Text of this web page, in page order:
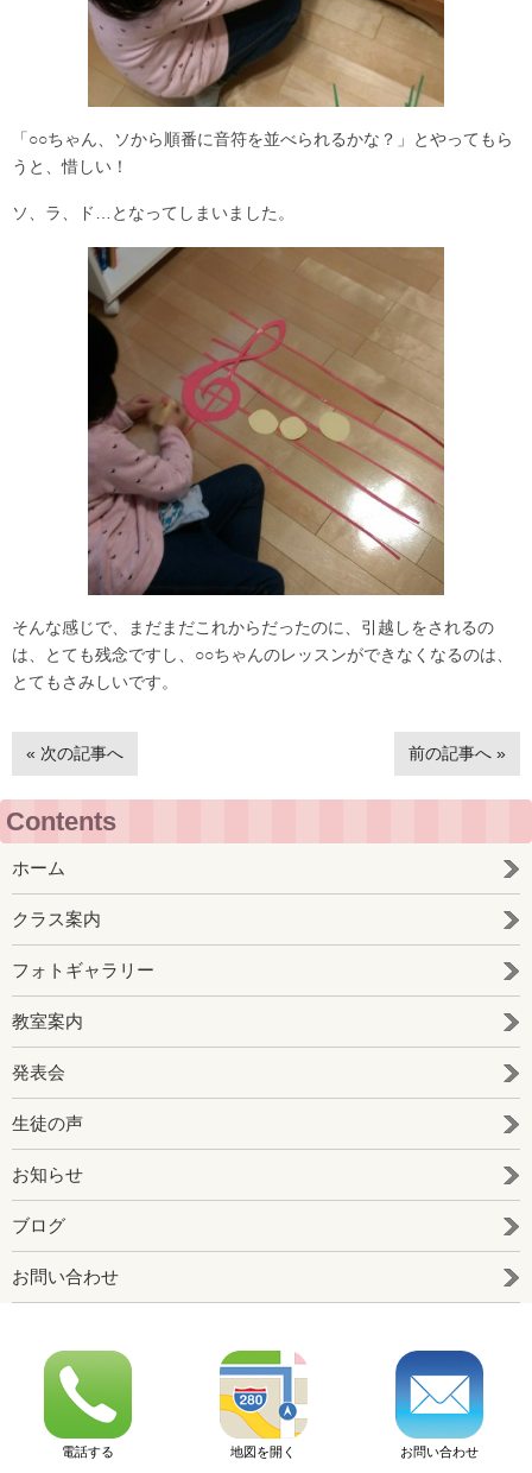
「○○ちゃん、ソから順番に音符を並べられるかな？」とやってもら
うと、惜しい！
ソ、ラ、ド…となってしまいました。
そんな感じで、まだまだこれからだったのに、引越しをされるの
は、とても残念ですし、○○ちゃんのレッスンができなくなるのは、
とてもさみしいです。
« 次の記事へ 前の記事へ »
Contents
ホーム
クラス案内
フォトギャラリー
教室案内
発表会
生徒の声
お知らせ
ブログ
お問い合わせ
電話する 地図を開く お問い合わせ